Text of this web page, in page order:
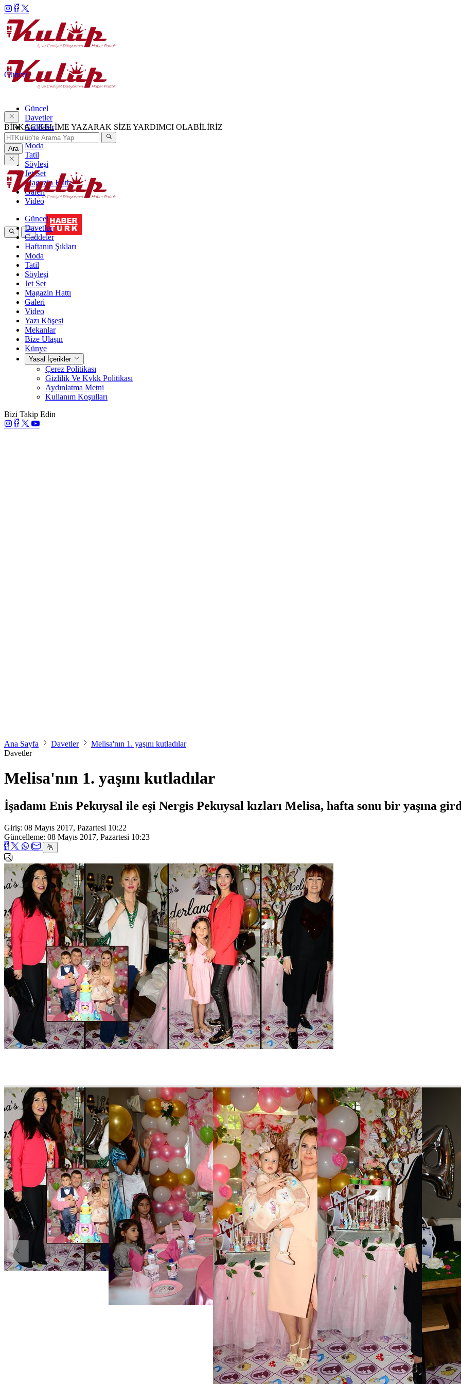
Güncel
Davetler
Caddeler
Haftanın Şıkları
Moda
Tatil
Söyleşi
Jet Set
Magazin Hattı
Galeri
Video
Güncel
BİRKAÇ KELİME YAZARAK SİZE YARDIMCI OLABİLİRİZ
Ara
Güncel
Davetler
Caddeler
Haftanın Şıkları
Moda
Tatil
Söyleşi
Jet Set
Magazin Hattı
Galeri
Video
Yazı Köşesi
Mekanlar
Bize Ulaşın
Künye
Yasal İçerikler
Çerez Politikası
Gizlilik Ve Kvkk Politikası
Aydınlatma Metni
Kullanım Koşulları
Bizi Takip Edin
Ana Sayfa Davetler
Melisa'nın 1. yaşını kutladılar
Davetler
Melisa'nın 1. yaşını kutladılar
İşadamı Enis Pekuysal ile eşi Nergis Pekuysal kızları Melisa, hafta sonu bir yaşına
Giriş: 08 Mayıs 2017, Pazartesi 10:22
Güncelleme: 08 Mayıs 2017, Pazartesi 10:23